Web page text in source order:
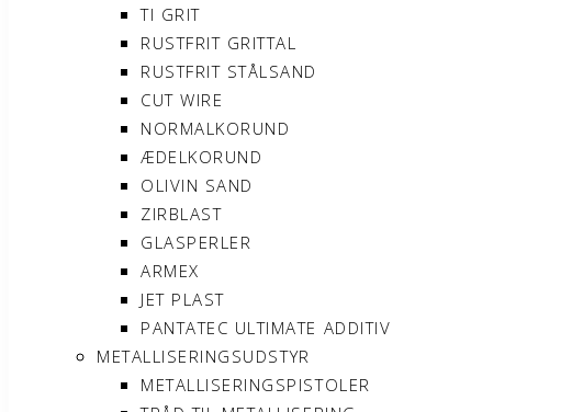
TI GRIT
RUSTFRIT GRITTAL
RUSTFRIT STÅLSAND
CUT WIRE
NORMALKORUND
ÆDELKORUND
OLIVIN SAND
ZIRBLAST
GLASPERLER
ARMEX
JET PLAST
PANTATEC ULTIMATE ADDITIV
METALLISERINGSUDSTYR
METALLISERINGSPISTOLER